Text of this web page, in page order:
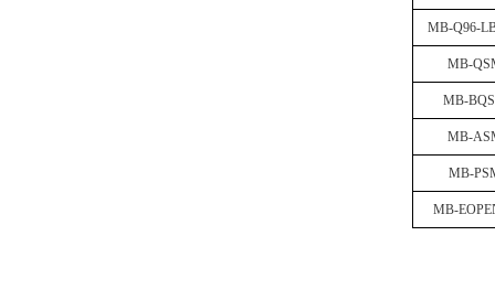
MB-Q96-
MB-
MB-
MB-
MB-
MB-